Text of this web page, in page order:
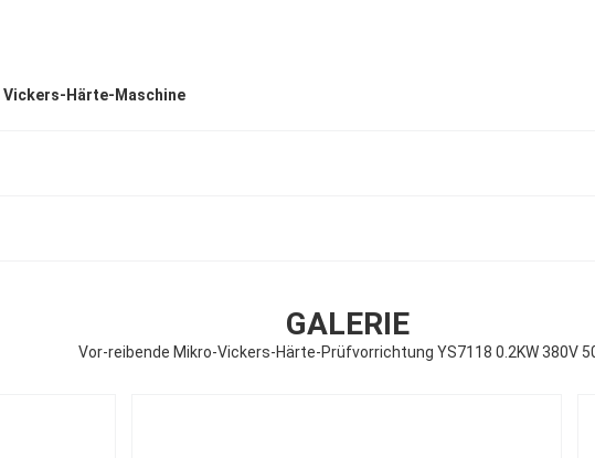
Vickers-Härte-Maschine
GALERIE
Vor-reibende Mikro-Vickers-Härte-Prüfvorrichtung YS7118 0.2KW 380V